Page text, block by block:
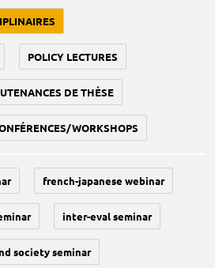
POLICY LECTURES
DE THÈSE
WORKSHOPS
french-japanese webinar
inter-eval seminar
society seminar